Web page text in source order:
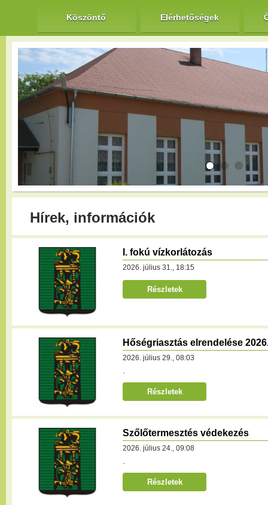
Köszöntő Elérhetőségek
Hírek, információk
I. fokú vízkorlátozás
2026. július 31., 18:15
Részletek
Hőségriasztás elrendelése
2026. július 29., 08:03
Részletek
Szőlőtermesztés védekezés
2026. július 24., 09:08
Részletek